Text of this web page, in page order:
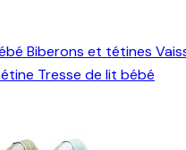
Biberons et tétines
Tresse de lit bébé